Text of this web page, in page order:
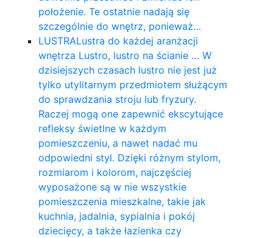
położenie. Te ostatnie nadają się
szczególnie do wnętrz, ponieważ…
LUSTRALustra do każdej aranżacji
wnętrza Lustro, lustro na ścianie … W
dzisiejszych czasach lustro nie jest już
tylko utylitarnym przedmiotem służącym
do sprawdzania stroju lub fryzury.
Raczej mogą one zapewnić ekscytujące
refleksy świetlne w każdym
pomieszczeniu, a nawet nadać mu
odpowiedni styl. Dzięki różnym stylom,
rozmiarom i kolorom, najczęściej
wyposażone są w nie wszystkie
pomieszczenia mieszkalne, takie jak
kuchnia, jadalnia, sypialnia i pokój
dziecięcy, a także łazienka czy